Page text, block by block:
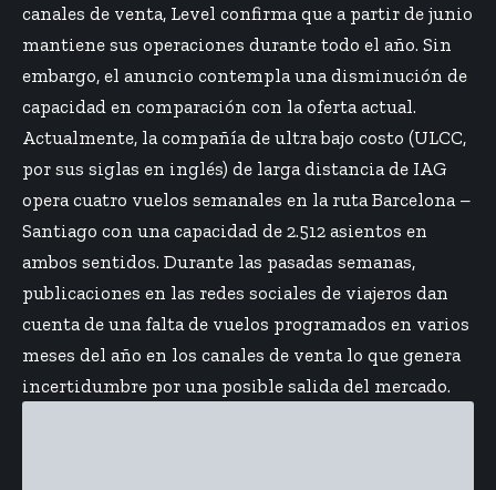
canales de venta, Level confirma que a partir de junio
mantiene sus operaciones durante todo el año. Sin
embargo, el anuncio contempla una disminución de
capacidad en comparación con la oferta actual.
Actualmente, la compañía de ultra bajo costo (ULCC,
por sus siglas en inglés) de larga distancia de IAG
opera cuatro vuelos semanales en la ruta Barcelona –
Santiago con una capacidad de 2.512 asientos en
ambos sentidos. Durante las pasadas semanas,
publicaciones en las redes sociales de viajeros dan
cuenta de una falta de vuelos programados en varios
meses del año en los canales de venta lo que genera
incertidumbre por una posible salida del mercado.